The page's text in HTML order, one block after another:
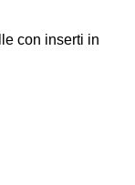
con inserti in